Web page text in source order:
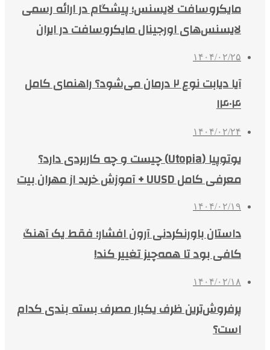
مایکروسافت لایسنس؛ پیشگام در ارائه رسمی
لایسنس‌های اورجینال مایکروسافت در ایران
۱۴۰۴/۰۲/۲۵
آیا دیابت نوع ۲ درمان می‌شود؟ راهنمای کامل
۱۴۰۴
۱۴۰۴/۰۲/۲۴
یوتوپیا (Utopia) چیست و چه کاربردی دارد؟
معرفی کامل UUSD + آموزش خرید از مهران بیت
۱۴۰۴/۰۲/۱۹
داستان باورنکردنی آرون افشار؛ فقط یک آهنگ
کافی بود تا همه‌چیز تغییر کند!
۱۴۰۴/۰۲/۱۸
پرفروش‌ترین ظرف یکبار مصرف بسته بندی کدام
است؟